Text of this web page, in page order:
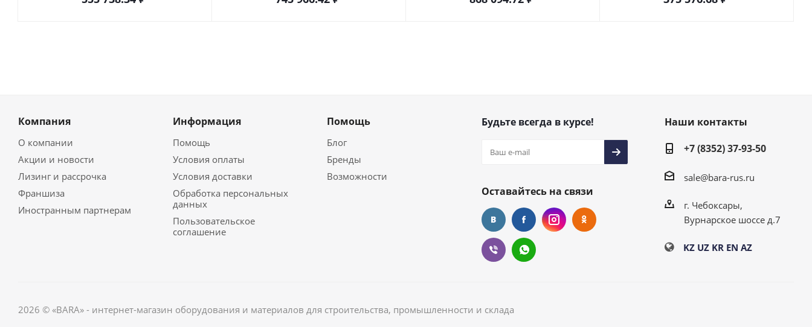
Компания
О компании
Акции и новости
Лизинг и рассрочка
Франшиза
Иностранным партнерам
Информация
Помощь
Условия оплаты
Условия доставки
Обработка персональных
данных
Пользовательское
соглашение
Помощь
Блог
Бренды
Возможности
Будьте всегда в курсе!
Оставайтесь на связи
Наши контакты
+7 (8352) 37-93-50
sale@bara-rus.ru
г. Чебоксары,
Вурнарское шоссе д.7
KZ UZ KR EN AZ
2026 © «BARA» - интернет-магазин оборудования и материалов для строительства, промышленности и склада